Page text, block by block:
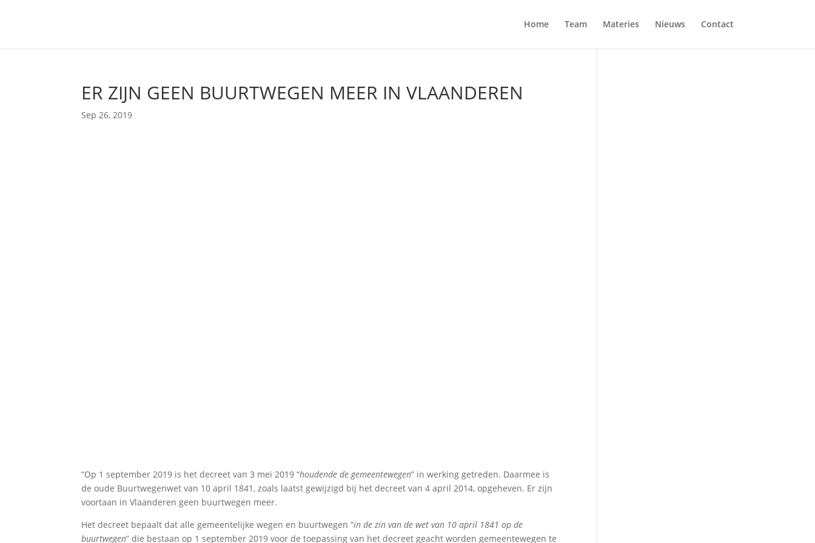
Home Team Materies Nieuws Contact
ER ZIJN GEEN BUURTWEGEN MEER IN VLAANDEREN
Sep 26, 2019
“Op 1 september 2019 is het decreet van 3 mei 2019 “houdende de gemeentewegen” in werking getreden. Daarmee is
de oude Buurtwegenwet van 10 april 1841, zoals laatst gewijzigd bij het decreet van 4 april 2014, opgeheven. Er zijn
voortaan in Vlaanderen geen buurtwegen meer.
Het decreet bepaalt dat alle gemeentelijke wegen en buurtwegen “in de zin van de wet van 10 april 1841 op de
buurtwegen” die bestaan op 1 september 2019 voor de toepassing van het decreet geacht worden gemeentewegen te